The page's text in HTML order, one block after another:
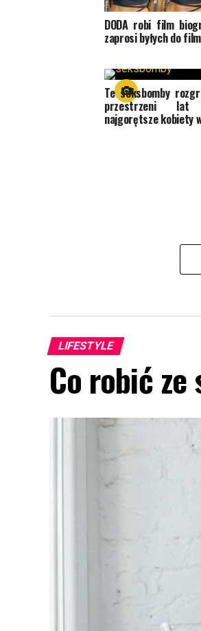
DODA robi film
zaprosi byłych do
Te seksbomby
przestrzeni lat
najgorętsze kobiety
LIFESTYLE
Co robić ze